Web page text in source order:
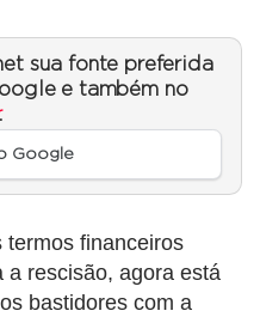
sua fonte preferida
e também no
.
Google
termos financeiros
a rescisão, agora está
bastidores com a